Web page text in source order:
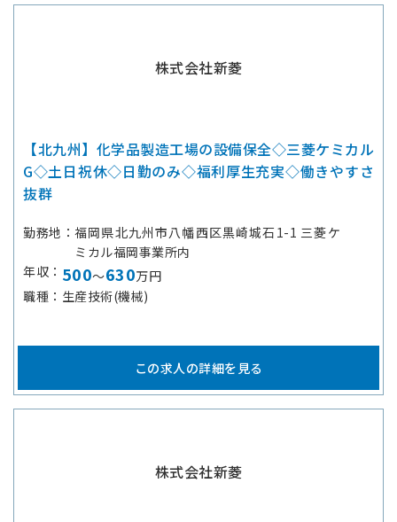
株式会社新菱
【北九州】化学品製造工場の設備保全◇三菱ケミカル
G◇土日祝休◇日勤のみ◇福利厚生充実◇働きやすさ
抜群
勤務地
福岡県北九州市八幡西区黒崎城石1-1 三菱ケ
ミカル福岡事業所内
年収
500～630万円
職種
生産技術(機械)
この求人の詳細を見る
株式会社新菱